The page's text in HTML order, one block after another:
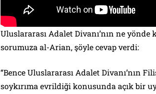
Uluslararası Adalet Divanı’nın ne
sorumuza al-Arian, şöyle cevap verdi:
“Bence Uluslararası Adalet Divanı’nın
soykırıma evrildiği konusunda açık bir